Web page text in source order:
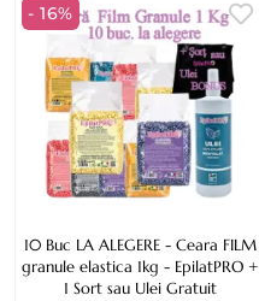
- 16%
10 Buc LA ALEGERE - Ceara FILM
granule elastica 1kg - EpilatPRO +
1 Sort sau Ulei Gratuit